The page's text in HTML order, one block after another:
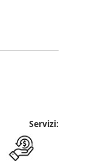
Servizi: